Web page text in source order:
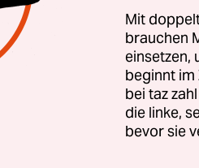
Volkskongress, die
ist ein
Knapp 3.000
Veranstaltung
und den Mitgliedern
Mit
brauchen
einsetzen,
beginnt im
bei taz
die linke,
bevor sie